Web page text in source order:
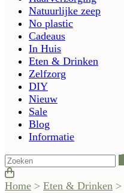
Natuurlijke zeep
No plastic
Cadeaus
In Huis
Eten & Drinken
Zelfzorg
DIY
Nieuw
Sale
Blog
Informatie
Home > Eten & Drinken >